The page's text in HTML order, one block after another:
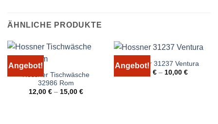
ÄHNLICHE PRODUKTE
Angebot!
Hossner Tischwäsche
32986 Rom
12,00 €– 15,00 €
Angebot!
Hossner 31237 Ventura
9,00 €– 10,00 €